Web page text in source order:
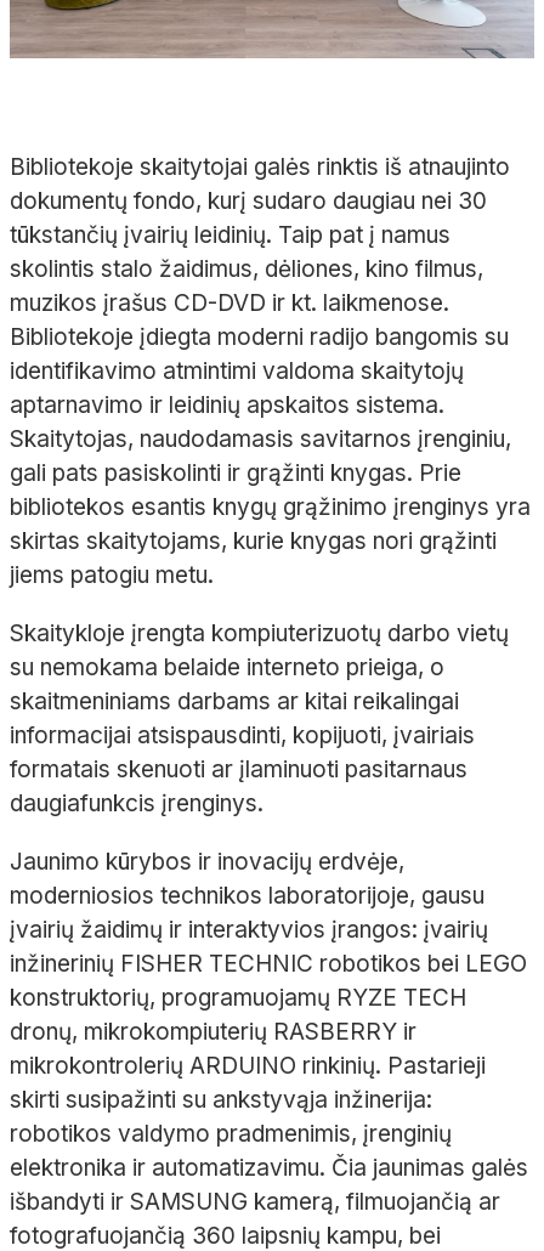
Bibliotekoje skaitytojai galės rinktis iš atnaujinto
dokumentų fondo, kurį sudaro daugiau nei 30
tūkstančių įvairių leidinių. Taip pat į namus
skolintis stalo žaidimus, dėliones, kino filmus,
muzikos įrašus CD-DVD ir kt. laikmenose.
Bibliotekoje įdiegta moderni radijo bangomis su
identifikavimo atmintimi valdoma skaitytojų
aptarnavimo ir leidinių apskaitos sistema.
Skaitytojas, naudodamasis savitarnos įrenginiu,
gali pats pasiskolinti ir grąžinti knygas. Prie
bibliotekos esantis knygų grąžinimo įrenginys yra
skirtas skaitytojams, kurie knygas nori grąžinti
jiems patogiu metu.
Skaitykloje įrengta kompiuterizuotų darbo vietų
su nemokama belaide interneto prieiga, o
skaitmeniniams darbams ar kitai reikalingai
informacijai atsispausdinti, kopijuoti, įvairiais
formatais skenuoti ar įlaminuoti pasitarnaus
daugiafunkcis įrenginys.
Jaunimo kūrybos ir inovacijų erdvėje,
moderniosios technikos laboratorijoje, gausu
įvairių žaidimų ir interaktyvios įrangos: įvairių
inžinerinių FISHER TECHNIC robotikos bei LEGO
konstruktorių, programuojamų RYZE TECH
dronų, mikrokompiuterių RASBERRY ir
mikrokontrolerių ARDUINO rinkinių. Pastarieji
skirti susipažinti su ankstyvąja inžinerija:
robotikos valdymo pradmenimis, įrenginių
elektronika ir automatizavimu. Čia jaunimas galės
išbandyti ir SAMSUNG kamerą, filmuojančią ar
fotografuojančią 360 laipsnių kampu, bei